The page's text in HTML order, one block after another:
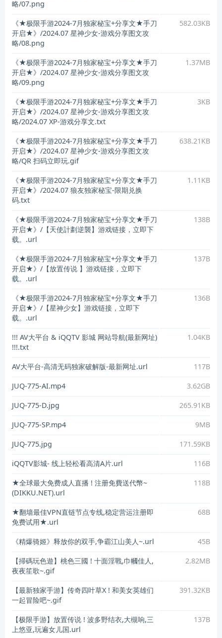
略/07.png
《★极限手游2024-7月独家秘宝+分享文★手刀
开启★》/2024.07 星神少女-游戏分享图文攻
略/08.png
582.03KB
《★极限手游2024-7月独家秘宝+分享文★手刀
开启★》/2024.07 星神少女-游戏分享图文攻
略/09.png
1.37MB
《★极限手游2024-7月独家秘宝+分享文★手刀
开启★》/2024.07 星神少女-游戏分享图文攻
略/2024.07 XP-游戏分享文.txt
3KB
《★极限手游2024-7月独家秘宝+分享文★手刀
开启★》/2024.07 星神少女-游戏分享图文攻
略/QR 扫码立即玩.gif
638.21KB
《★极限手游2024-7月独家秘宝+分享文★手刀
开启★》/2024.07 狼友独家秘宝-限期兑换
码.txt
1.11KB
《★极限手游2024-7月独家秘宝+分享文★手刀
开启★》/【天使計劃逆襲】游戏链接，立即下
载。.url
138B
《★极限手游2024-7月独家秘宝+分享文★手刀
开启★》/【放置传说 】游戏链接，立即下
载。.url
137B
《★极限手游2024-7月独家秘宝+分享文★手刀
开启★》/【星神少女】游戏链接，立即下
载。.url
136B
!!! AV大平台 & iQQTV 影城 网站导航(最新网址)
!!!.txt
1.04KB
AV大平台-高清无码独家破解版-最新网址.url 117B
JUQ-775-AI.mp4 3.62GB
JUQ-775-D.jpg 265.91KB
JUQ-775-SP.mp4 9MB
JUQ-775.jpg 171.59KB
iQQTV影城- 线上轻松看高清A片.url 116B
★全球最大免费成人直播 ! 注册免費送代幣~
(DIKKU.NET).url
118B
★翻墙最佳VPN直链节点专线,稳定营运注册即
免费试用★.url
68B
《精爆骑姬》释放你的双手,争霸江山美人~.url 45B
【掃碼玩色遊】桃色三國 ! 十面淫戰,巾幗佳人,
夜夜笙歌~.gif
2.82MB
【最新独家手游】传奇四叶草X ! 和美女英雄们
一起冒险吧~.gif
391.32KB
【极限手游】放置传说 ! 波多野结衣,大槻响,三
上悠亚,玩遍女儿国.url
137B